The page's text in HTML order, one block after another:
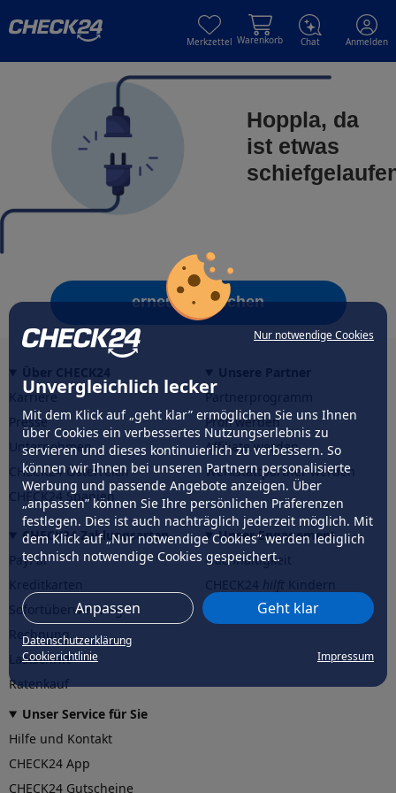
Nur notwendige Cookies
Unvergleichlich lecker
Mit dem Klick auf „geht klar” ermöglichen Sie uns Ihnen
über Cookies ein verbessertes Nutzungserlebnis zu
servieren und dieses kontinuierlich zu verbessern. So
können wir Ihnen bei unseren Partnern personalisierte
Werbung und passende Angebote anzeigen. Über
„anpassen” können Sie Ihre persönlichen Präferenzen
festlegen. Dies ist auch nachträglich jederzeit möglich. Mit
dem Klick auf „Nur notwendige Cookies” werden lediglich
technisch notwendige Cookies gespeichert.
Anpassen Geht klar
Datenschutzerklärung
Cookierichtlinie
Impressum
Merkzettel Warenkorb Chat Anmelden
Hoppla, da
ist etwas
erneut versuchen
Karriere
Presse
Unternehmen
CHECK24 Österreich
CHECK24 Spanien
Partnerprogramm
Profi werden
Affiliate werden
Werkstattpartner werden
CHECK24 Zahlungsarten
PayPal
Sofortüberweisung
Rechnung
Lastschrift
Ratenkauf
Unser Engagement
Nachhaltigkeit
CHECK24hilftder Natur
Unser Service für Sie
Hilfe und Kontakt
CHECK24 App
CHECK24 Gutscheine